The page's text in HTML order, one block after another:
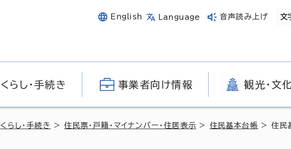
English Language 音声読み上げ 文
くらし・手続き 事業者向け情報 観光・文
くらし・手続き >住民票・戸籍・マイナンバー・住居表示 > 住民基本台帳 > 住民